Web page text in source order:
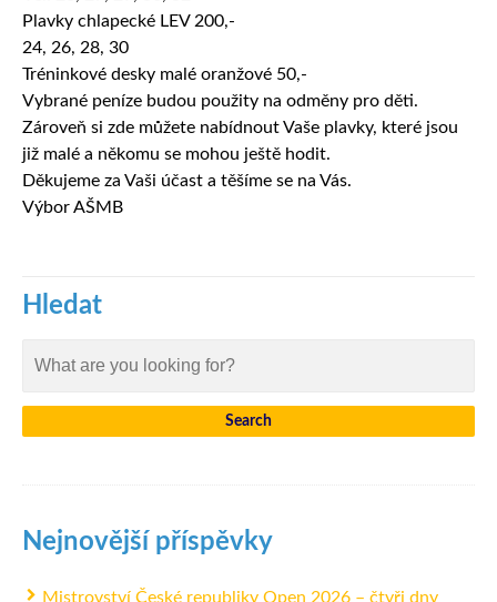
Plavky chlapecké LEV 200,-
24, 26, 28, 30
Tréninkové desky malé oranžové 50,-
Vybrané peníze budou použity na odměny pro děti.
Zároveň si zde můžete nabídnout Vaše plavky, které jsou
již malé a někomu se mohou ještě hodit.
Děkujeme za Vaši účast a těšíme se na Vás.
Výbor AŠMB
Hledat
Nejnovější příspěvky
Mistrovství České republiky Open 2026 – čtyři dny